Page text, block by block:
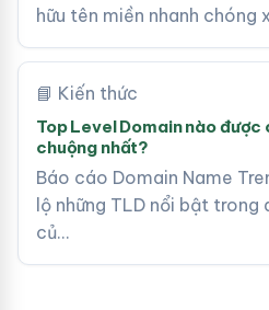
hữu tên miền nhanh
📘 Kiến thức
Top Level Domain nào
chuộng nhất?
Báo cáo Domain Name
lộ những TLD nổi bật trong
củ…